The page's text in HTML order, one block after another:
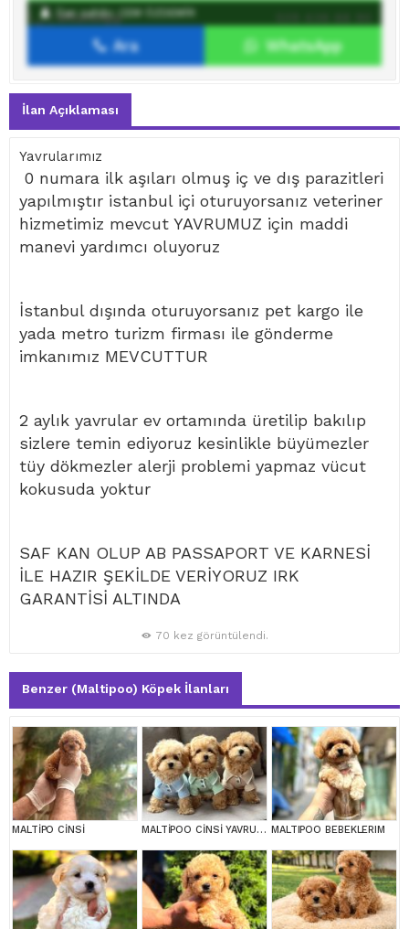
WhatsApp
İlan sahibine mesaj gönder
İlan sahibi: CEM ÖZDEMİR
Ara WhatsApp
İlan Açıklaması
Yavrularımız
0 numara ilk aşıları olmuş iç ve dış parazitleri
yapılmıştır istanbul içi oturuyorsanız veteriner
hizmetimiz mevcut YAVRUMUZ için maddi
manevi yardımcı oluyoruz
İstanbul dışında oturuyorsanız pet kargo ile
yada metro turizm firması ile gönderme
imkanımız MEVCUTTUR
2 aylık yavrular ev ortamında üretilip bakılıp
sizlere temin ediyoruz kesinlikle büyümezler
tüy dökmezler alerji problemi yapmaz vücut
kokusuda yoktur
SAF KAN OLUP AB PASSAPORT VE KARNESİ
İLE HAZIR ŞEKİLDE VERİYORUZ IRK
GARANTİSİ ALTINDA
70 kez görüntülendi.
Benzer (Maltipoo) Köpek İlanları
MALTİPO CİNSİ MALTİPOO CİNSİ YAVRULAR EV ÜRETİMİ MALTIPOO BEBEKLERIM